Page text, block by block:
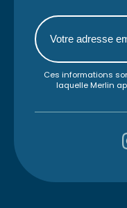
Ces informations
laquelle Merlin